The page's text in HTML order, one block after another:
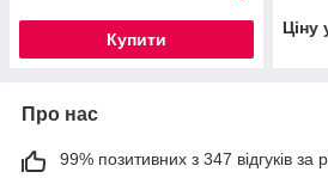
Купити
Ціну
Про нас
99% позитивних з 347 відгуків за